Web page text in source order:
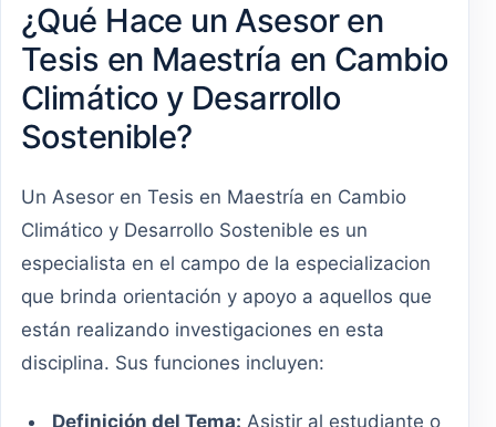
¿Qué Hace un Asesor en
Tesis en Maestría en Cambio
Climático y Desarrollo
Sostenible?
Un Asesor en Tesis en Maestría en Cambio
Climático y Desarrollo Sostenible es un
especialista en el campo de la especializacion
que brinda orientación y apoyo a aquellos que
están realizando investigaciones en esta
disciplina. Sus funciones incluyen:
Definición del Tema: Asistir al estudiante o